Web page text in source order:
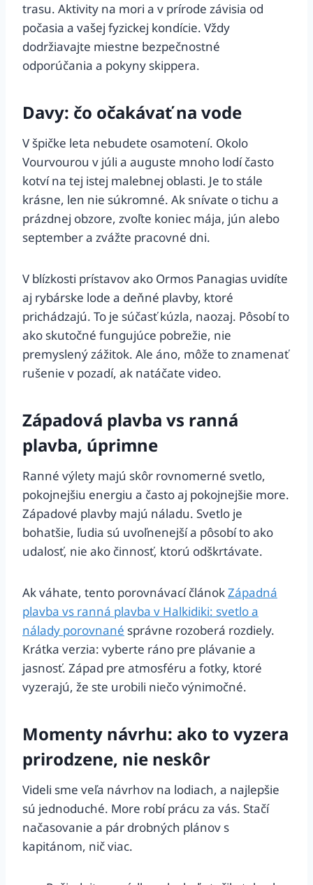
trasu. Aktivity na mori a v prírode závisia od
počasia a vašej fyzickej kondície. Vždy
dodržiavajte miestne bezpečnostné
odporúčania a pokyny skippera.
Davy: čo očakávať na vode
V špičke leta nebudete osamotení. Okolo
Vourvourou v júli a auguste mnoho lodí často
kotví na tej istej malebnej oblasti. Je to stále
krásne, len nie súkromné. Ak snívate o tichu a
prázdnej obzore, zvoľte koniec mája, jún alebo
september a zvážte pracovné dni.
V blízkosti prístavov ako Ormos Panagias uvidíte
aj rybárske lode a deňné plavby, ktoré
prichádzajú. To je súčasť kúzla, naozaj. Pôsobí to
ako skutočné fungujúce pobrežie, nie
premyslený zážitok. Ale áno, môže to znamenať
rušenie v pozadí, ak natáčate video.
Západová plavba vs ranná
plavba, úprimne
Ranné výlety majú skôr rovnomerné svetlo,
pokojnejšiu energiu a často aj pokojnejšie more.
Západové plavby majú náladu. Svetlo je
bohatšie, ľudia sú uvoľnenejší a pôsobí to ako
udalosť, nie ako činnosť, ktorú odškrtávate.
Ak váhate, tento porovnávací článokZápadná
plavba vs ranná plavba v Halkidiki: svetlo a
nálady porovnané správne rozoberá rozdiely.
Krátka verzia: vyberte ráno pre plávanie a
jasnosť. Západ pre atmosféru a fotky, ktoré
vyzerajú, že ste urobili niečo výnimočné.
Momenty návrhu: ako to vyzera
prirodzene, nie neskôr
Videli sme veľa návrhov na lodiach, a najlepšie
sú jednoduché. More robí prácu za vás. Stačí
načasovanie a pár drobných plánov s
kapitánom, nič viac.